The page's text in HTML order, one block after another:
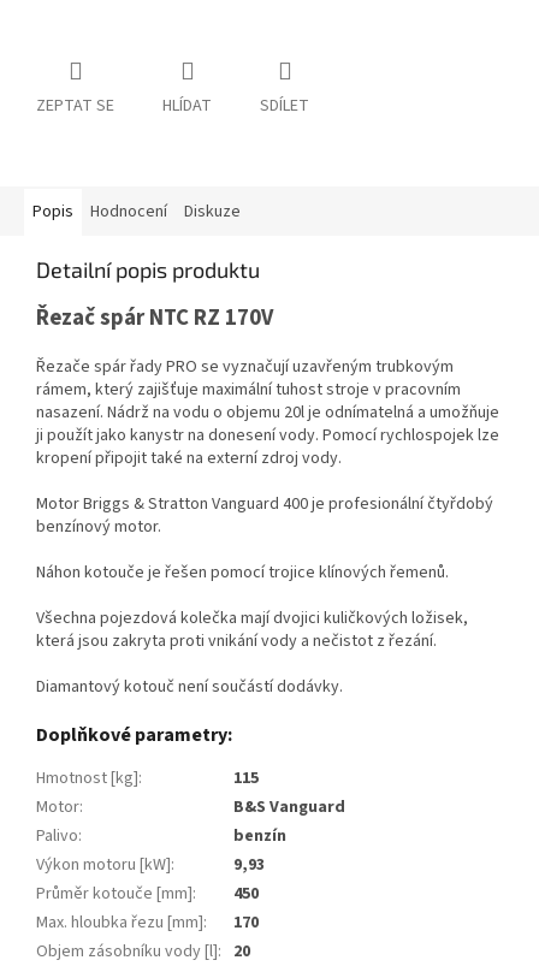
ZEPTAT SE HLÍDAT SDÍLET
Popis Hodnocení Diskuze
Detailní popis produktu
Řezač spár NTC RZ 170V
Řezače spár řady PRO se vyznačují uzavřeným trubkovým
rámem, který zajišťuje maximální tuhost stroje v pracovním
nasazení. Nádrž na vodu o objemu 20l je odnímatelná a umožňuje
ji použít jako kanystr na donesení vody. Pomocí rychlospojek lze
kropení připojit také na externí zdroj vody.
Motor Briggs & Stratton Vanguard 400 je profesionální čtyřdobý
benzínový motor.
Náhon kotouče je řešen pomocí trojice klínových řemenů.
Všechna pojezdová kolečka mají dvojici kuličkových ložisek,
která jsou zakryta proti vnikání vody a nečistot z řezání.
Diamantový kotouč není součástí dodávky.
Doplňkové parametry:
Hmotnost [kg]:
115
Motor:
B&S Vanguard
Palivo:
benzín
Výkon motoru [kW]:
9,93
Průměr kotouče [mm]:
450
Max. hloubka řezu [mm]:
170
Objem zásobníku vody [l]: 20